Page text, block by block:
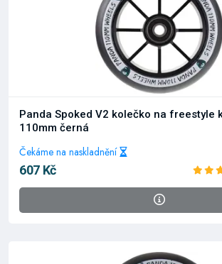
Panda Spoked V2 kolečko na freestyle
110mm černá
Čekáme na naskladnění
607 Kč